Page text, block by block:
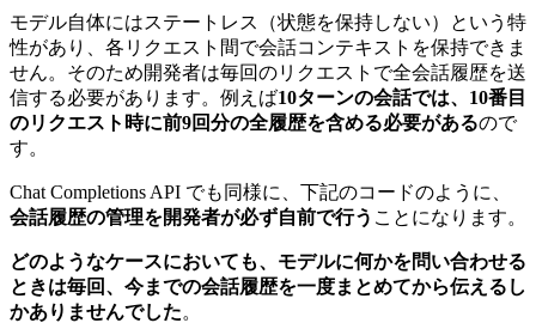
モデル自体にはステートレス（状態を保持しない）という特
性があり、各リクエスト間で会話コンテキストを保持できま
せん。そのため開発者は毎回のリクエストで全会話履歴を送
信する必要があります。例えば10ターンの会話では、10番目
のリクエスト時に前9回分の全履歴を含める必要があるので
す。
Chat Completions API でも同様に、下記のコードのように、
会話履歴の管理を開発者が必ず自前で行う ことになります。
どのようなケースにおいても、モデルに何かを問い合わせる
ときは毎回、今までの会話履歴を一度まとめてから伝えるし
かありませんでした。